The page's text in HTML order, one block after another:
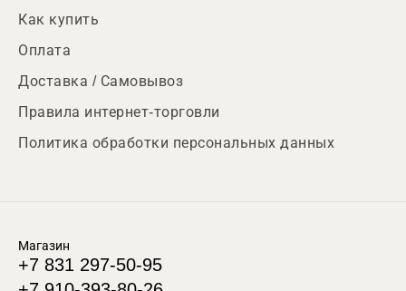
Как купить
Оплата
Доставка / Самовывоз
Правила интернет-торговли
Политика обработки персональных данных
Магазин
+7 831 297-50-95